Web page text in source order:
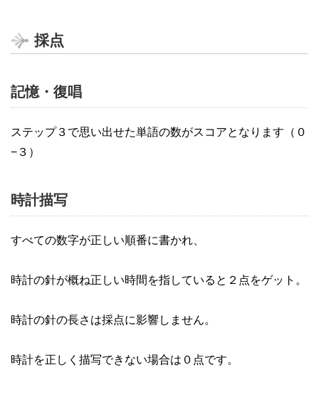
採点
記憶・復唱
ステップ３で思い出せた単語の数がスコアとなります（０
−３）
時計描写
すべての数字が正しい順番に書かれ、
時計の針が概ね正しい時間を指していると２点をゲット。
時計の針の長さは採点に影響しません。
時計を正しく描写できない場合は０点です。